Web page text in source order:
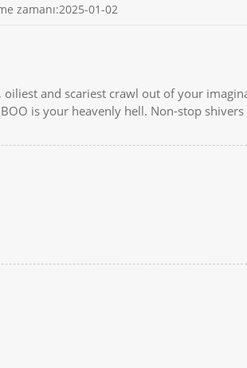
zamanı:2025-01-02
and scariest crawl out of your
is your heavenly hell. Non-stop shivers